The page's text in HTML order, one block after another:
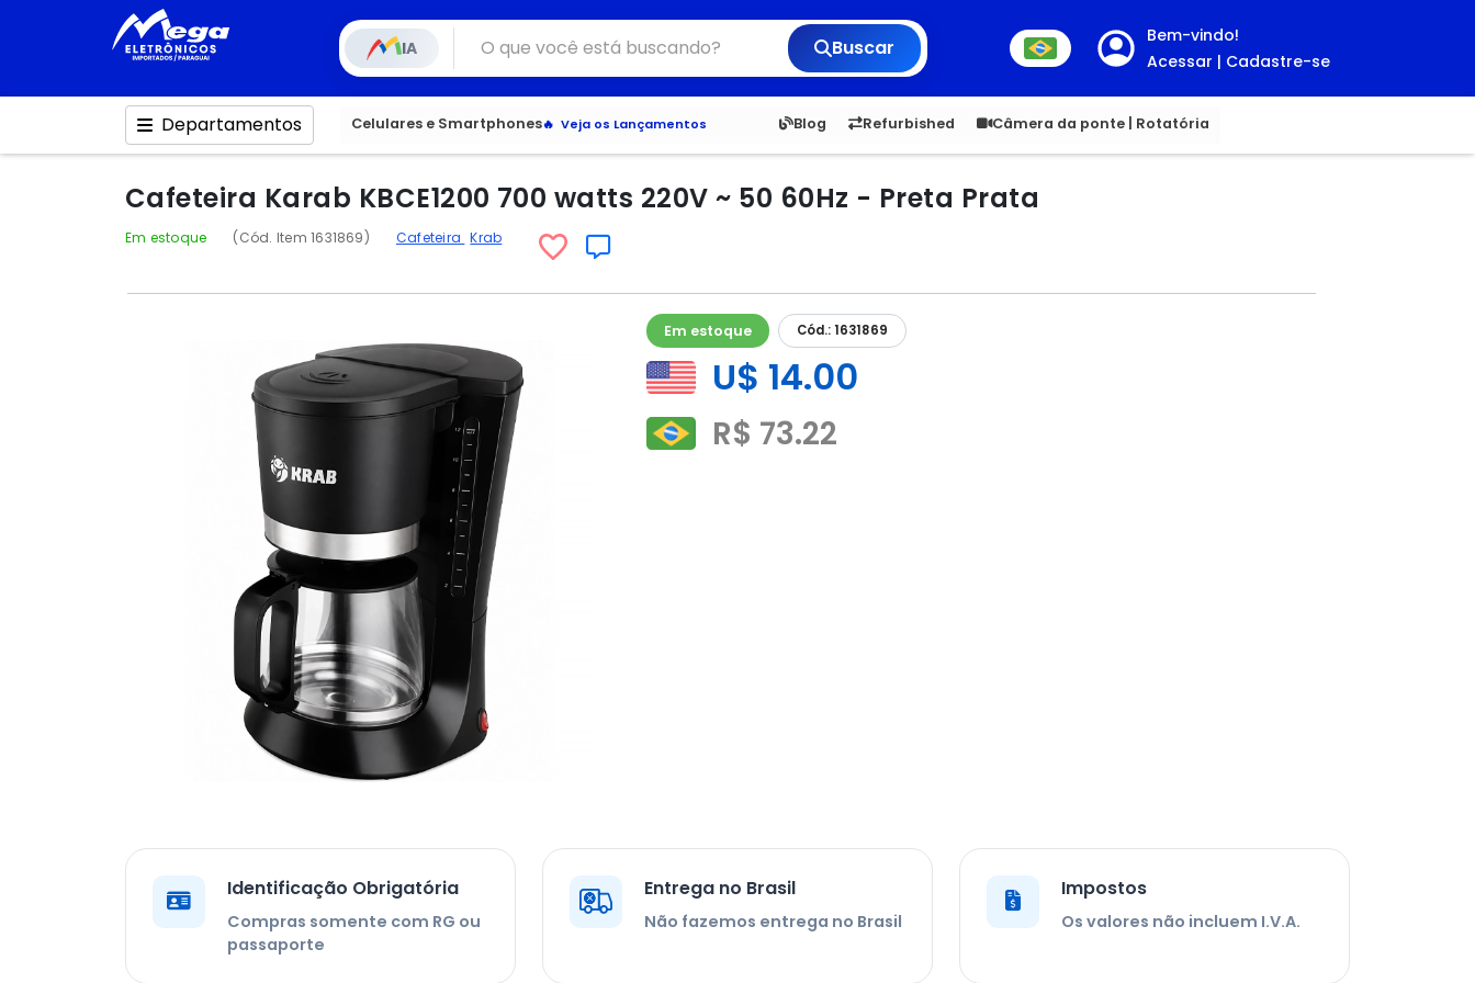
IA Buscar
Bem-vindo!
Acessar | Cadastre-se
Departamentos Celulares e Smartphones
Veja os Lançamentos
Distribuidores oficiais Xiaomi
Blog Refurbished Câmera da ponte | Rotatória
6,050 5.23 1,900 1.00
Cafeteira Karab KBCE1200 700 watts 220V ~ 50 60Hz - Preta Prata
Em estoque (Cód. Item 1631869) Cafeteira Krab
Em estoque Cód.: 1631869
U$ 14.00
R$ 73.22
Identificação Obrigatória
Compras somente com RG ou
passaporte
Entrega no Brasil
Não fazemos entrega no Brasil
Impostos
Os valores não incluem I.V.A.